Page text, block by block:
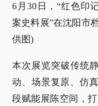
6月30日，“红色印
案史料展”在沈阳市
供图)
本次展览突破传统
动、场景复原、仿
段赋能展陈空间，